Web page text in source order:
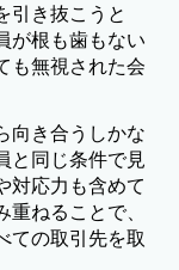
引き抜こうと
が根も歯もない
も無視された会
向き合うしかな
と同じ条件で見
対応力も含めて
ねることで、
ての取引先を取